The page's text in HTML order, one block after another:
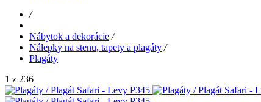
/
Nábytok a dekorácie /
Nálepky na stenu, tapety a plagáty /
Plagáty
1 z 236